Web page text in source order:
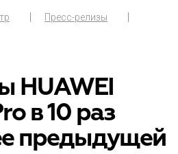
Пресс-релизы
HUAWEI
в 10 раз
предыдущей